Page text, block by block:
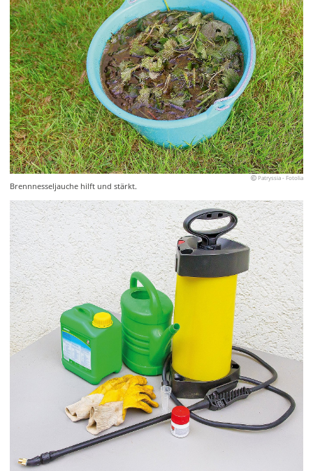
Patryssia - Fotolia
Brennnesseljauche hilft und stärkt.